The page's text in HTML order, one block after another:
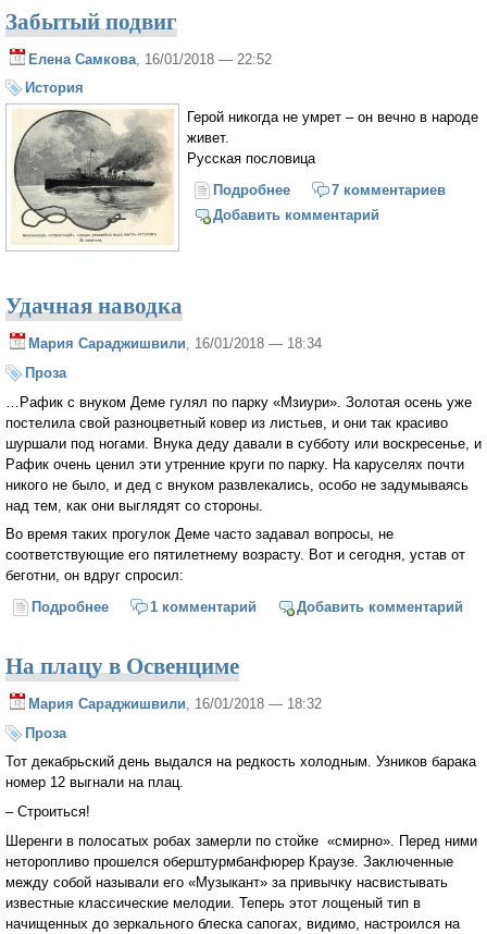
Забытый подвиг
Елена Самкова , 16/01/2018 — 22:52
История
Герой никогда не умрет – он вечно в народе
живет.
Русская пословица
Подробнее о Забытый подвиг
7 комментариев
Добавить комментарий
Удачная наводка
Мария Сараджишвили, 16/01/2018 — 18:34
Проза
…Рафик с внуком Деме гулял по парку «Мзиури». Золотая осень уже
постелила свой разноцветный ковер из листьев, и они так красиво
шуршали под ногами. Внука деду давали в субботу или воскресенье, и
Рафик очень ценил эти утренние круги по парку. На каруселях почти
никого не было, и дед с внуком развлекались, особо не задумываясь
над тем, как они выглядят со стороны.
Во время таких прогулок Деме часто задавал вопросы, не
соответствующие его пятилетнему возрасту. Вот и сегодня, устав от
беготни, он вдруг спросил:
Подробнее о Удачная наводка
1 комментарий Добавить комментарий
На плацу в Освенциме
Мария Сараджишвили , 16/01/2018 — 18:32
Проза
Тот декабрьский день выдался на редкость холодным. Узников барака
номер 12 выгнали на плац.
– Строиться!
Шеренги в полосатых робах замерли по стойке «смирно». Перед ними
неторопливо прошелся оберштурмбанфюрер Краузе. Заключенные
между собой называли его «Музыкант» за привычку насвистывать
известные классические мелодии. Теперь этот лощеный тип в
начищенных до зеркального блеска сапогах, видимо, настроился на